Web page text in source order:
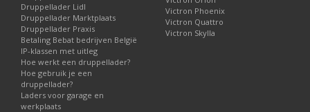
Druppellader Lidl
Druppellader Marktplaats
Druppellader Praxis
Betaling Bebat bedrijven België
IP-klassen met uitleg
Hoe werkt een druppellader?
Hoe gebruik je een
druppellader?
Laders voor garage en
werkplaats
Victron Phoenix
Victron Quattro
Victron Skylla